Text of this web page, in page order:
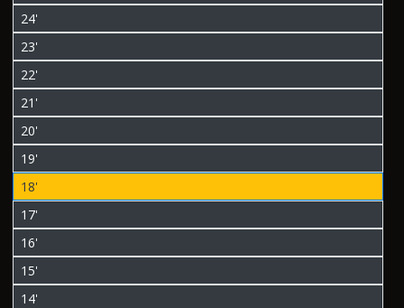
24'
23'
22'
21'
20'
19'
18'
17'
16'
15'
14'